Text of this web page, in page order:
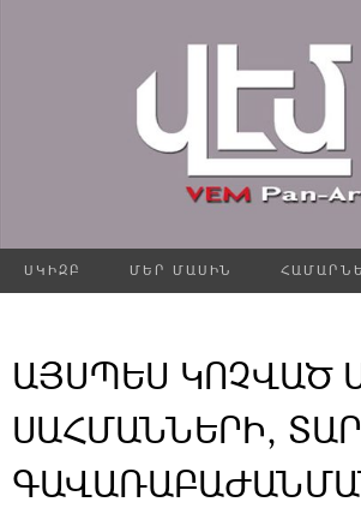
ՍԿԻԶԲ ՄԵՐ ՄԱՍԻՆ
ԱՅՍՊԵՍ ԿՈՉՎԱԾ
ՍԱՀՄԱՆՆԵՐԻ,